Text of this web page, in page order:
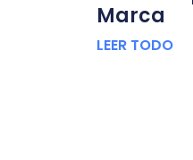
Marca
LEER TODO